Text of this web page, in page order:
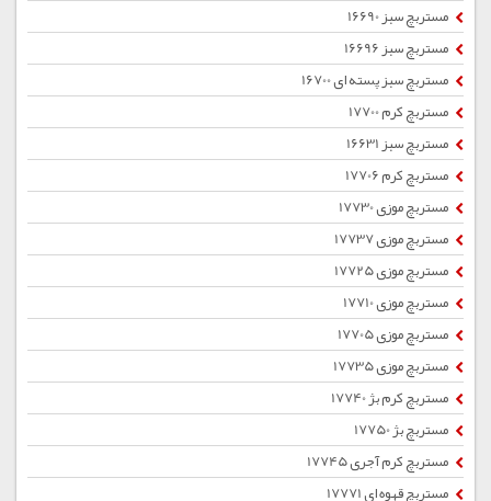
مستربچ سبز 16690
مستربچ سبز 16696
مستربچ سبز پسته ای 16700
مستربچ کرم 17700
مستربچ سبز 16631
مستربچ کرم 17706
مستربچ موزی 17730
مستربچ موزی 17737
مستربچ موزی 17725
مستربچ موزی 17710
مستربچ موزی 17705
مستربچ موزی 17735
مستربچ کرم بژ 17740
مستربچ بژ 17750
مستربچ کرم آجری 17745
مستربچ قهوه ای 17771